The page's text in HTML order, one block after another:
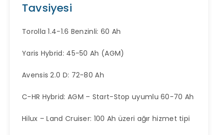
Tavsiyesi
Torolla 1.4-1.6 Benzinli: 60 Ah
Yaris Hybrid: 45-50 Ah (AGM)
Avensis 2.0 D: 72-80 Ah
C-HR Hybrid: AGM – Start-Stop uyumlu 60-70 Ah
Hilux – Land Cruiser: 100 Ah üzeri ağır hizmet tipi